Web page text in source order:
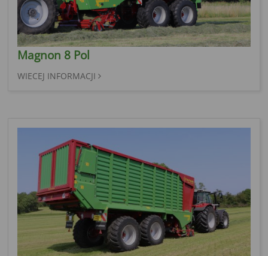
Magnon 8 Pol
WIECEJ INFORMACJI